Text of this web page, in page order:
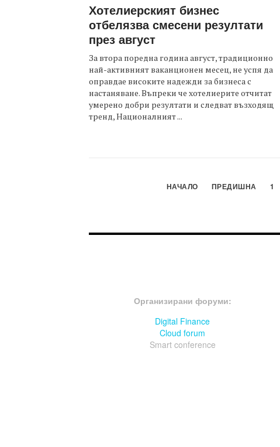
Хотелиерският бизнес
отбелязва смесени резултати
през август
За втора поредна година август, традиционно
най-активният ваканционен месец, не успя да
оправдае високите надежди за бизнеса с
настаняване. Въпреки че хотелиерите отчитат
умерено добри резултати и следват възходящ
тренд, Националният ...
НАЧАЛО ПРЕДИШНА 1
Организирани форуми:
Digital Finance
Cloud forum
Smart conference